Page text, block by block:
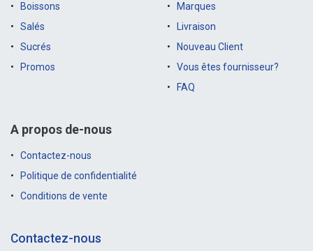
Boissons
Salés
Sucrés
Promos
Marques
Livraison
Nouveau Client
Vous êtes fournisseur?
FAQ
A propos de-nous
Contactez-nous
Politique de confidentialité
Conditions de vente
Contactez-nous